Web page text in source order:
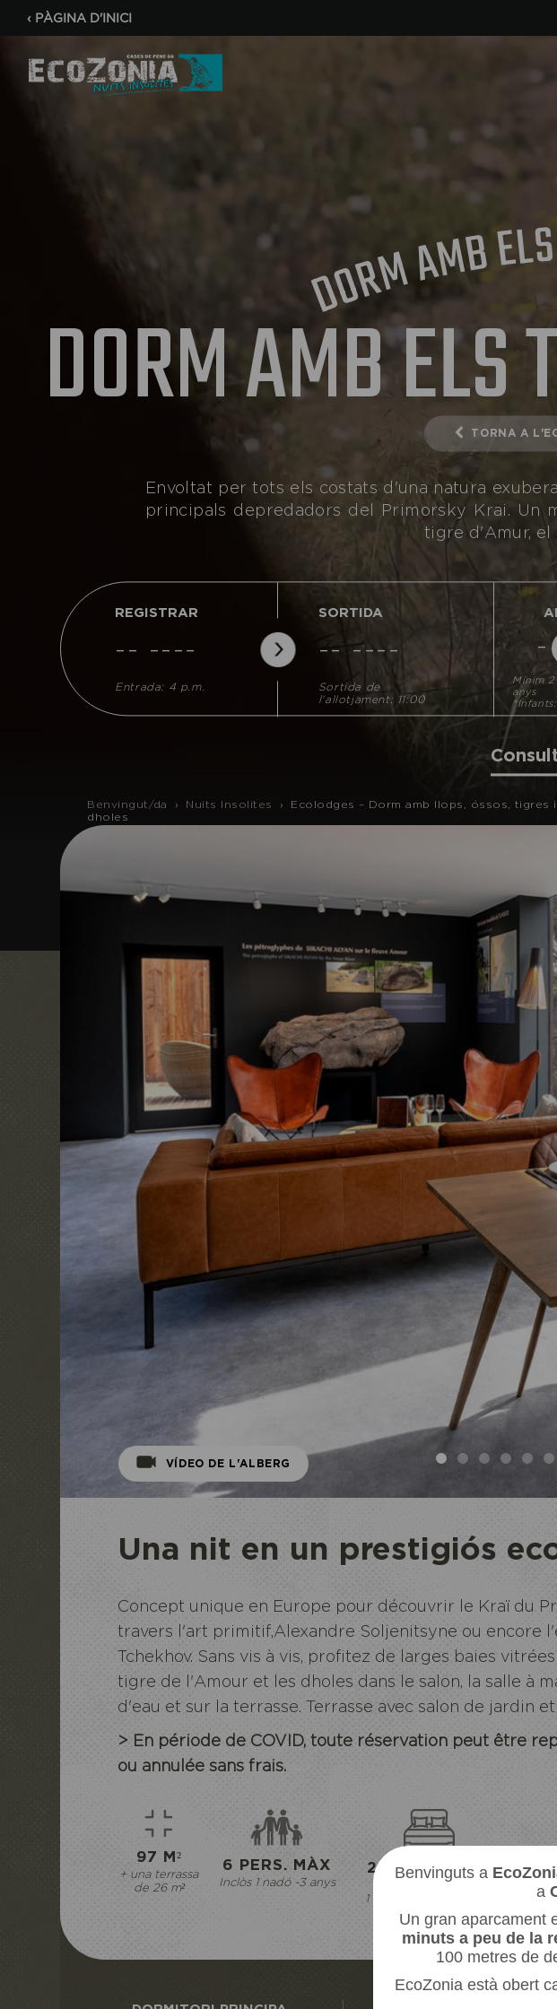
‹ PÀGINA D'INICI
D
OR
MAMBELS
DORM AMB ELS
TORNA A
Envoltat per tots els costats d'una natura
principals depredadors del Primorsky Krai. Un
tigre d'Amur, el
REGISTRAR
-- ----
Entrada: 4 p.m.
SORTIDA
-- ----
Sortida de
l'allotjament: 11:00
-
Mínim 2
anys
*Infants:
Benvingut/da › Nuits Insolites ›
Ecolodges – Dorm amb llops, óssos,
dholes
VÍDEO DE L'ALBERG
Una nit en un prestigiós
Concept unique en Europe pour découvrir le Kraï du
travers l'art primitif,Alexandre Soljenitsyne ou encore
Tchekhov. Sans vis à vis, profitez de larges baies
tigre de l'Amour et les dholes dans le salon, la salle à
d'eau et sur la terrasse. Terrasse avec salon de jardin
> En période de COVID, toute réservation peut être
ou annulée sans frais.
97 M²
+ una terrassa
de 26 m²
6 PERS. MÀX
Inclòs 1 nadó -3 anys
2 DORMITORIS
1 dormitori principal
1 habitació amb lliteres
al
ECOZONIA
ECOPARC
Benvinguts a
a
Un gran aparcament
minuts a peu de la
100 metres de
EcoZonia està obert